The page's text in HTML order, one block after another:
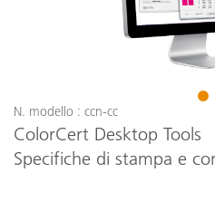
1
N. modello : ccn-cc
ColorCert Desktop Tools
Specifiche di stampa e